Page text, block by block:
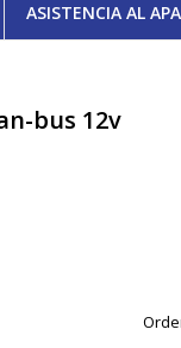
ASISTENCIA AL
bus 12v